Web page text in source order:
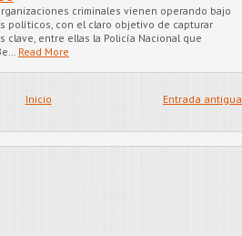
criminales vienen operando bajo
políticos, con el claro objetivo de capturar
clave, entre ellas la Policía Nacional que
Read More
Entrada antigua
Inicio